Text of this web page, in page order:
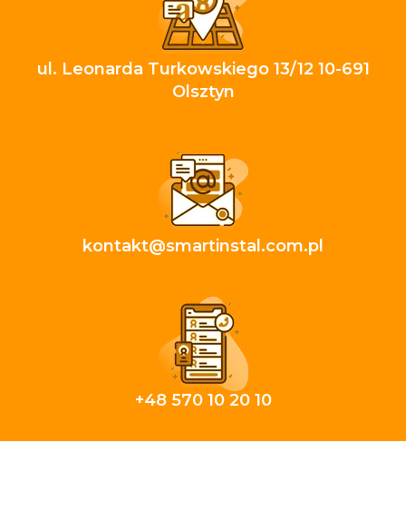
ul. Leonarda Turkowskiego 13/12 10-691
Olsztyn
kontakt@smartinstal.com.pl
+48 570 10 20 10